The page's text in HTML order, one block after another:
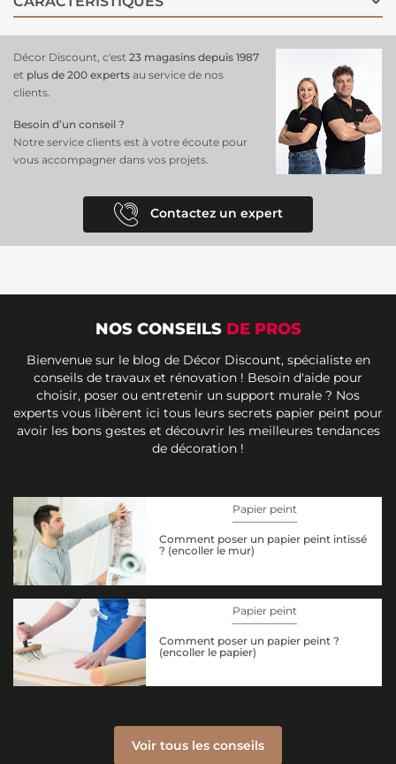
papier peint adhère sur le mur facilement et sans se déchirer au
Décor Discount, c'est 23 magasins depuis 1987
et plus de 200 experts au service de nos
clients.
Besoin d’un conseil ?
Notre service clients est à votre écoute pour
vous accompagner dans vos projets.
Contactez un expert
NOS CONSEILS DE PROS
Bienvenue sur le blog de Décor Discount, spécialiste en
conseils de travaux et rénovation ! Besoin d'aide pour
choisir, poser ou entretenir un support murale ? Nos
experts vous libèrent ici tous leurs secrets papier peint pour
avoir les bons gestes et découvrir les meilleures tendances
de décoration !
Papier peint
Comment poser un papier peint intissé
? (encoller le mur)
Papier peint
Comment poser un papier peint ?
(encoller le papier)
Voir tous les conseils